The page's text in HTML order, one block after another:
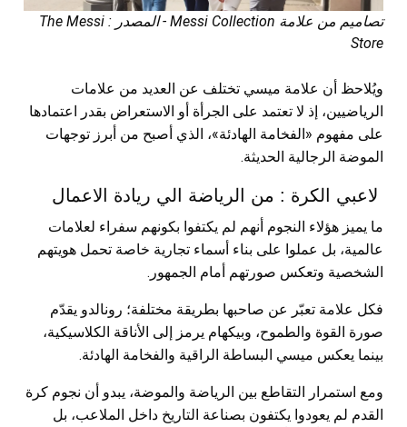
تصاميم من علامة Messi Collection - المصدر : The Messi
Store
ويُلاحظ أن علامة ميسي تختلف عن العديد من علامات
الرياضيين، إذ لا تعتمد على الجرأة أو الاستعراض بقدر اعتمادها
على مفهوم «الفخامة الهادئة»، الذي أصبح من أبرز توجهات
الموضة الرجالية الحديثة.
لاعبي الكرة : من الرياضة الي ريادة الاعمال
ما يميز هؤلاء النجوم أنهم لم يكتفوا بكونهم سفراء لعلامات
عالمية، بل عملوا على بناء أسماء تجارية خاصة تحمل هويتهم
الشخصية وتعكس صورتهم أمام الجمهور.
فكل علامة تعبّر عن صاحبها بطريقة مختلفة؛ رونالدو يقدّم
صورة القوة والطموح، وبيكهام يرمز إلى الأناقة الكلاسيكية،
بينما يعكس ميسي البساطة الراقية والفخامة الهادئة.
ومع استمرار التقاطع بين الرياضة والموضة، يبدو أن نجوم كرة
القدم لم يعودوا يكتفون بصناعة التاريخ داخل الملاعب، بل